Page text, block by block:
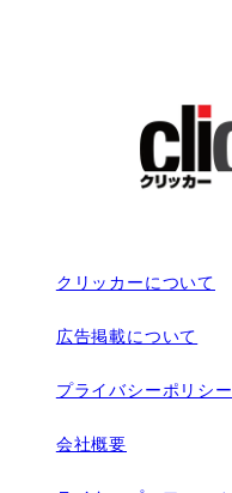
クリッカーについて
広告掲載について
プライバシーポリシー
会社概要